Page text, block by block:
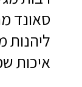
סאונד
ליהנות
איכות